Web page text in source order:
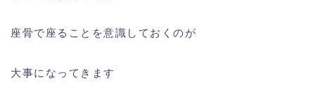
座骨で座ることを意識しておくのが
大事になってきます